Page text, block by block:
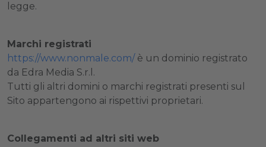
legge.
Marchi registrati
https://www.nonmale.com/è un dominio registrato
da Edra Media S.r.l.
Tutti gli altri domini o marchi registrati presenti sul
Sito appartengono ai rispettivi proprietari.
Collegamenti ad altri siti web